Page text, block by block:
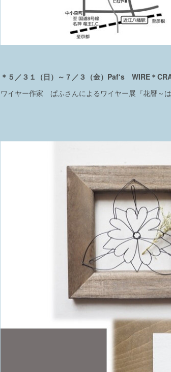
＊５／３１（日）～７／３（金）Paf‘s WIRE＊
ワイヤー作家 ぱふさんによるワイヤー展『花暦～